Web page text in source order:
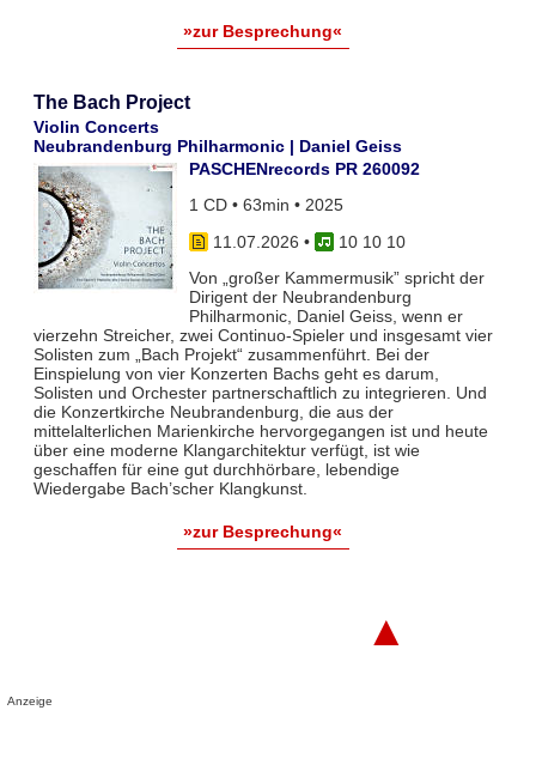
»zur Besprechung«
The Bach Project
Violin Concerts
Neubrandenburg Philharmonic | Daniel Geiss
PASCHENrecords PR 260092
1 CD • 63min • 2025
11.07.2026 •
10 10 10
Von „großer Kammermusik” spricht der
Dirigent der Neubrandenburg
Philharmonic, Daniel Geiss, wenn er
vierzehn Streicher, zwei Continuo-Spieler und insgesamt vier
Solisten zum „Bach Projekt“ zusammenführt. Bei der
Einspielung von vier Konzerten Bachs geht es darum,
Solisten und Orchester partnerschaftlich zu integrieren. Und
die Konzertkirche Neubrandenburg, die aus der
mittelalterlichen Marienkirche hervorgegangen ist und heute
über eine moderne Klangarchitektur verfügt, ist wie
geschaffen für eine gut durchhörbare, lebendige
Wiedergabe Bach’scher Klangkunst.
»zur Besprechung«
▲
Anzeige